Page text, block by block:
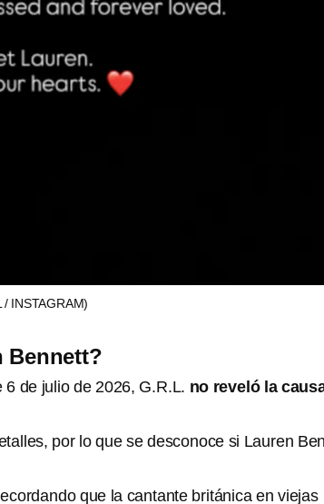
/ INSTAGRAM)
Bennett?
de julio de 2026, G.R.L. no reveló la
por lo que se desconoce si Lauren
que la cantante británica en viejas